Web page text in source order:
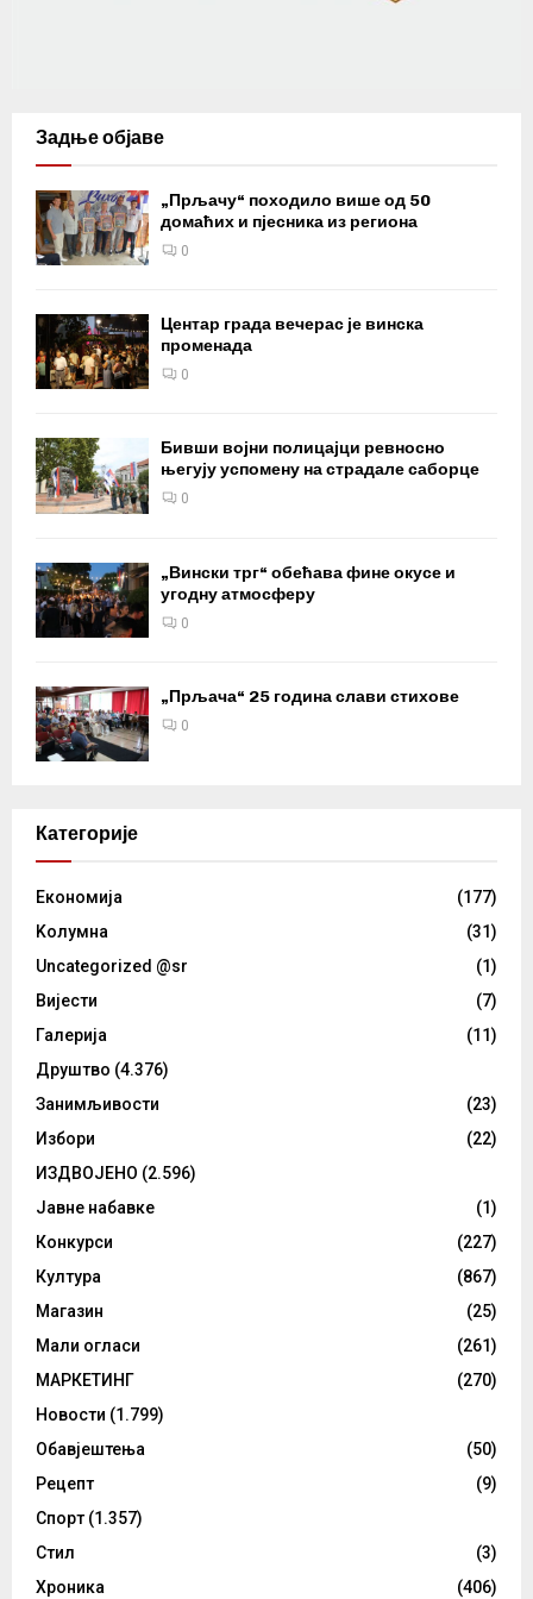
Задње објаве
„Прљачу“ походило више од 50
домаћих и пјесника из региона
0
Центар града вечерас је винска
променада
0
Бивши војни полицајци ревносно
његују успомену на страдале саборце
0
„Вински трг“ обећава фине окусе и
угодну атмосферу
0
„Прљача“ 25 година слави стихове
0
Категорије
Eкономија
(177)
Kолумнa
(31)
Uncategorized @sr
(1)
Вијести
(7)
Галерија
(11)
Друштво (4.376)
Занимљивости
(23)
Избори
(22)
ИЗДВОЈЕНО (2.596)
Јавне набавке
(1)
Конкурси
(227)
Култура
(867)
Магазин
(25)
Мали огласи
(261)
МАРКЕТИНГ
(270)
Новости (1.799)
Обавјештења
(50)
Рецепт
(9)
Спорт (1.357)
Стил
(3)
Хроника
(406)